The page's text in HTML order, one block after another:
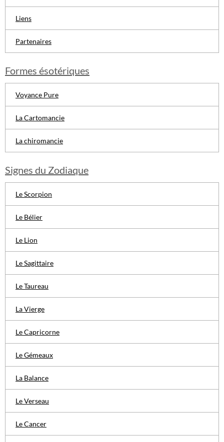
Liens
Partenaires
Formes ésotériques
Voyance Pure
La Cartomancie
La chiromancie
Signes du Zodiaque
Le Scorpion
Le Bélier
Le Lion
Le Sagittaire
Le Taureau
La Vierge
Le Capricorne
Le Gémeaux
La Balance
Le Verseau
Le Cancer